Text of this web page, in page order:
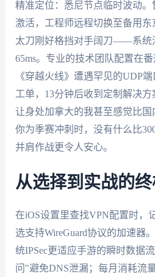
精准定位：悉尼节点临时波动。
激活，工程师远程切换至备用东
太刀刚好格挡对手阔刀——系统
65ms。专业的技术团队配置在
《穿越火线》遭遇罕见的UDP
工单，13分钟后收到定制解决方
让身处加拿大的我甚至感觉比
你为季赛冲刺时，没有什么比
并肩作战更令人安心。
从选择到实战的
在iOS设置里查找VPN配置时，
选支持WireGuard协议的加速器
统IPSec更适应手游的瞬时数据
问"避免DNS泄漏；每月消耗流